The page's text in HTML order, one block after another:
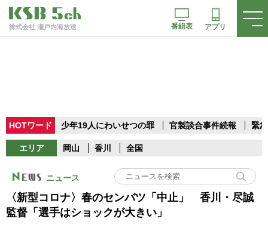
株式会社 瀬戸内海放送 番組表 アプリ
HOTワード 少年19人にわいせつの罪 官製談合事件続報 緊
エリア 岡山 香川 全国
ニュース
〈新型コロナ〉春のセンバツ「中止」 香川・尽誠
監督「選手はショックが大きい」